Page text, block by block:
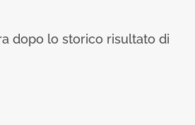
dopo lo storico risultato di